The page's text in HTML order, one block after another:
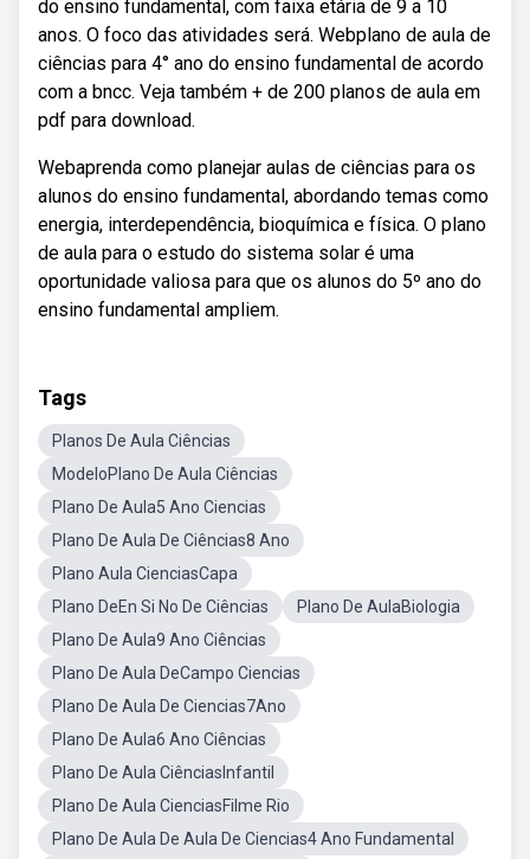
do ensino fundamental, com faixa etária de 9 a 10
anos. O foco das atividades será. Webplano de aula de
ciências para 4° ano do ensino fundamental de acordo
com a bncc. Veja também + de 200 planos de aula em
pdf para download.
Webaprenda como planejar aulas de ciências para os
alunos do ensino fundamental, abordando temas como
energia, interdependência, bioquímica e física. O plano
de aula para o estudo do sistema solar é uma
oportunidade valiosa para que os alunos do 5º ano do
ensino fundamental ampliem.
Tags
Planos De Aula Ciências
ModeloPlano De Aula Ciências
Plano De Aula5 Ano Ciencias
Plano De Aula De Ciências8 Ano
Plano Aula CienciasCapa
Plano DeEn Si No De Ciências
Plano De AulaBiologia
Plano De Aula9 Ano Ciências
Plano De Aula DeCampo Ciencias
Plano De Aula De Ciencias7Ano
Plano De Aula6 Ano Ciências
Plano De Aula CiênciasInfantil
Plano De Aula CienciasFilme Rio
Plano De Aula De Aula De Ciencias4 Ano Fundamental